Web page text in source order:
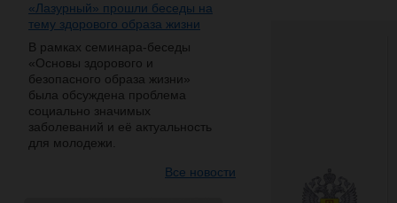
«Лазурный» прошли беседы на
тему здорового образа жизни
В рамках семинара-беседы
«Основы здорового и
безопасного образа жизни»
была обсуждена проблема
социально значимых
заболеваний и её актуальность
для молодежи.
Все новости